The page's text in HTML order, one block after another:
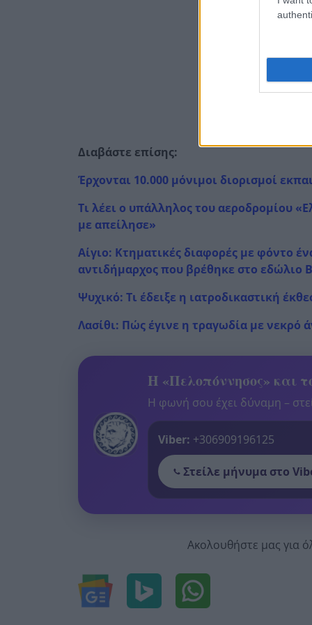
Διαβάστε επίσης:
Έρχονται 10.000 μόνιμοι διορισμοί
Τι λέει ο υπάλληλος του αεροδρομίου
με απείλησε»
Αίγιο: Κτηματικές διαφορές με φόντο
αντιδήμαρχος που βρέθηκε στο εδώλιο
Ψυχικό: Τι έδειξε η ιατροδικαστική
Λασίθι: Πώς έγινε η τραγωδία με νεκρό
Η «Πελοπόννησος» και
Η φωνή σου έχει δύναμη –
Viber: +306909196125
Στείλε μήνυμα στο
Ακολουθήστε μας για